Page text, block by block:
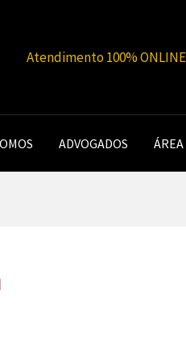
Atendimento 100%
ADVOGADOS